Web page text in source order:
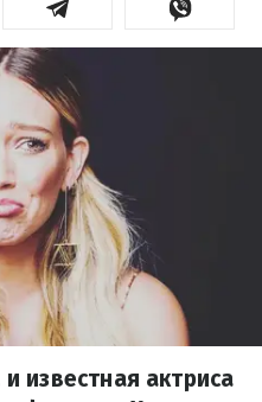
известная актриса